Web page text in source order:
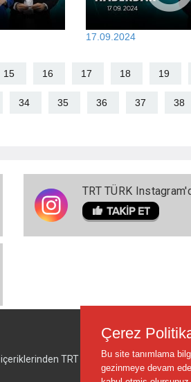
17.09.2024
15 16 17 18 19
34 35 36 37 38
TRT TÜRK
içeriklerinden TRT sorumlu değildir.
Çerez
Bu site tanımlama
gezinmeye devam